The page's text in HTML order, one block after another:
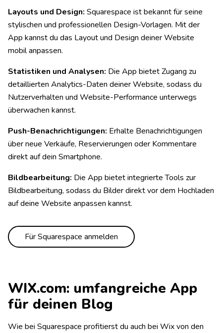
Layouts und Design: Squarespace ist bekannt für seine
stylischen und professionellen Design-Vorlagen. Mit der
App kannst du das Layout und Design deiner Website
mobil anpassen.
Statistiken und Analysen: Die App bietet Zugang zu
detaillierten Analytics-Daten deiner Website, sodass du
Nutzerverhalten und Website-Performance unterwegs
überwachen kannst.
Push-Benachrichtigungen: Erhalte Benachrichtigungen
über neue Verkäufe, Reservierungen oder Kommentare
direkt auf dein Smartphone.
Bildbearbeitung: Die App bietet integrierte Tools zur
Bildbearbeitung, sodass du Bilder direkt vor dem Hochladen
auf deine Website anpassen kannst.
Für Squarespace anmelden
WIX.com: umfangreiche App
für deinen Blog
Wie bei Squarespace profitierst du auch bei Wix von den